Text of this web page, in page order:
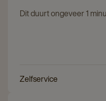
Dit duurt ongeveer 1
Zelfservice